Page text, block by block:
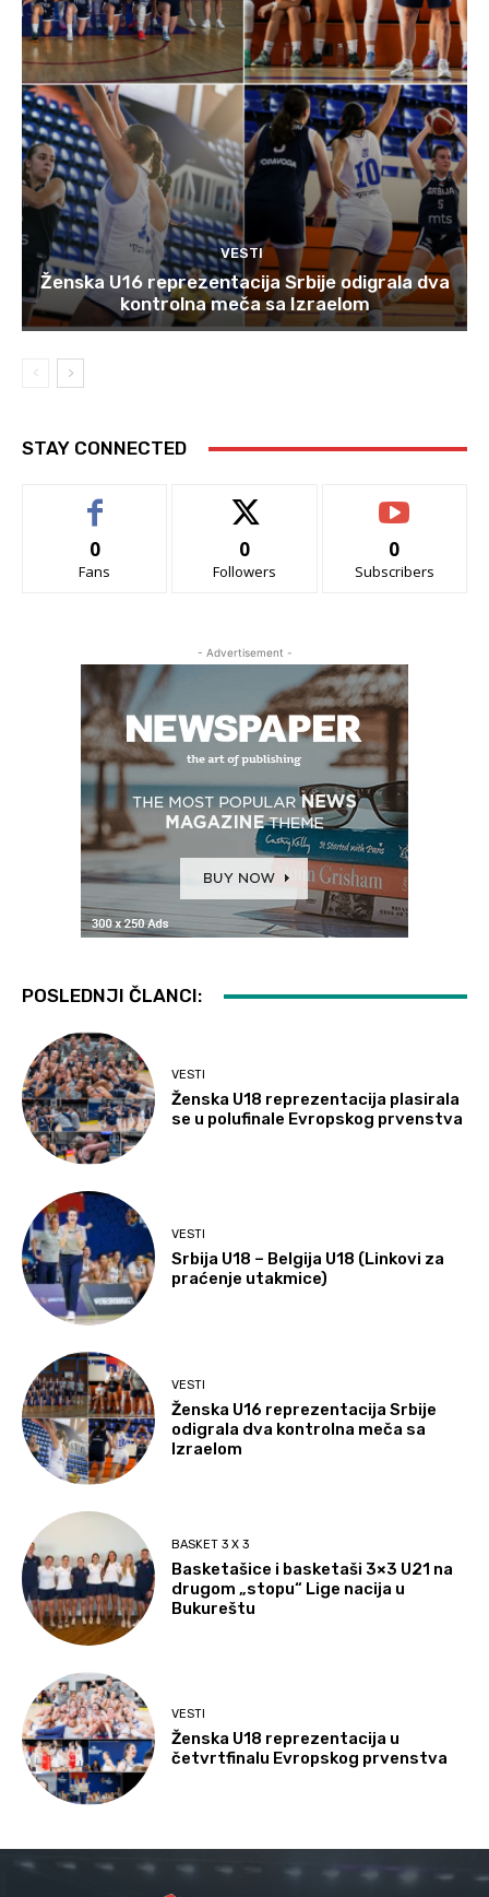
VESTI
Ženska U16 reprezentacija Srbije odigrala dva
kontrolna meča sa Izraelom
STAY CONNECTED
0
Fans
0
Followers
0
Subscribers
- Advertisement -
POSLEDNJI ČLANCI:
VESTI
Ženska U18 reprezentacija plasirala
se u polufinale Evropskog prvenstva
VESTI
Srbija U18 – Belgija U18 (Linkovi za
praćenje utakmice)
VESTI
Ženska U16 reprezentacija Srbije
odigrala dva kontrolna meča sa
Izraelom
BASKET 3 X 3
Basketašice i basketaši 3×3 U21 na
drugom „stopu“ Lige nacija u
Bukureštu
VESTI
Ženska U18 reprezentacija u
četvrtfinalu Evropskog prvenstva